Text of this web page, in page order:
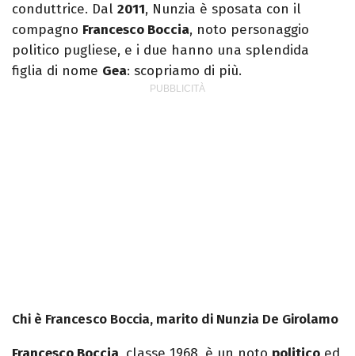
conduttrice. Dal 2011, Nunzia è sposata con il
compagno Francesco Boccia, noto personaggio
politico pugliese, e i due hanno una splendida
figlia di nome Gea: scopriamo di più.
Chi è Francesco Boccia, marito di Nunzia De Girolamo